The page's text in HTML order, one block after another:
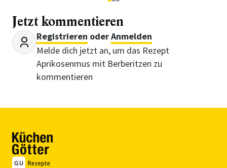
Jetzt kommentieren
Registrieren oderAnmelden
Melde dich jetzt an, um das Rezept
Aprikosenmus mit Berberitzen zu
kommentieren